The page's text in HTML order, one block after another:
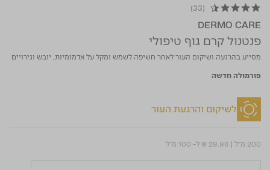
4.5 star rating
(33)
DERMO CARE
פנטנול קרם גוף טיפולי
מסייע בהרגעה ושיקום העור לאחר חשיפה לשמש ומקל על אדמומיות, יובש וגירויים
פורמולה חדשה
לשיקום והרגעת העור
200 מ"ל ₪ 29.96 ל- 100 מ"ל